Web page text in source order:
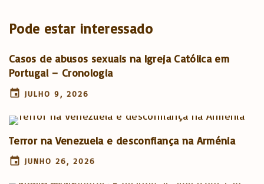
Pode estar interessado
Casos de abusos sexuais na Igreja Católica em
Portugal – Cronologia
JULHO 9, 2026
Terror na Venezuela e desconfiança na Arménia
JUNHO 26, 2026